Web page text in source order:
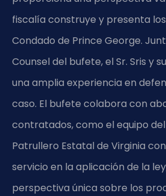
fiscalía construye y presenta
Condado de Prince George.
Counsel del bufete, el Sr. Sris y
una amplia experiencia en
caso. El bufete colabora con
contratados, como el equipo
Patrullero Estatal de Virginia
servicio en la aplicación de la
perspectiva única sobre los